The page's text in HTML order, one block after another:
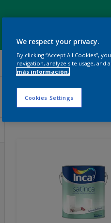
Encuentra
11Productos encontrados
We respect your privacy.
By clicking “Accept All Cookies”,
navigation, analyze site usage, and
más información.
Cookies Settings